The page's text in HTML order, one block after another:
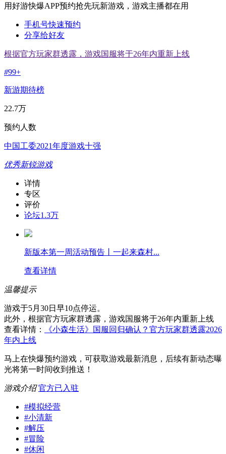
用好游快爆APP预约抢先玩新游戏，游戏主播都在用
手机号快速预约
分享给好友
根据官方玩家群透露，游戏国服将于26年内重新上线
#99+
新游期待榜
22.7万
预约人数
中国工委2021年度游戏十强
优秀新锐游戏
详情
专区
评价
论坛1.3万
新版本第一周活动预告丨一起来森村...
查看详情
温馨提示
游戏于5月30日早10点停运。
此外，根据官方玩家群透露，游戏国服将于26年内重新上线
查看详情：
《小森生活》国服回归确认？官方玩家群透露2026
年内上线
马上在快爆预约游戏，可获取游戏最新消息，后续有新动态曝
光将第一时间收到推送！
游戏介绍 官方已入驻
#模拟经营
#小清新
#解压
#冒险
#休闲